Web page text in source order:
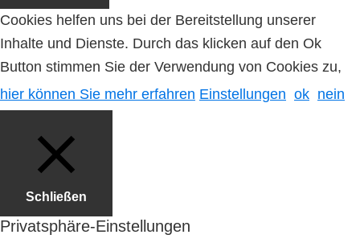
Cookies helfen uns bei der Bereitstellung unserer
Inhalte und Dienste. Durch das klicken auf den Ok
Button stimmen Sie der Verwendung von Cookies zu,
hier können Sie mehr erfahren Einstellungen ok nein
Schließen
Privatsphäre-Einstellungen